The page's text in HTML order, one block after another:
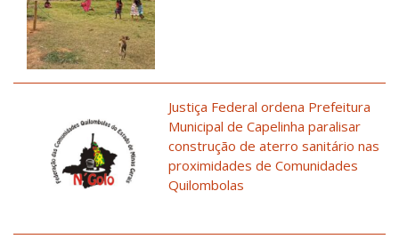
Justiça Federal ordena Prefeitura
Municipal de Capelinha paralisar
construção de aterro sanitário nas
proximidades de Comunidades
Quilombolas